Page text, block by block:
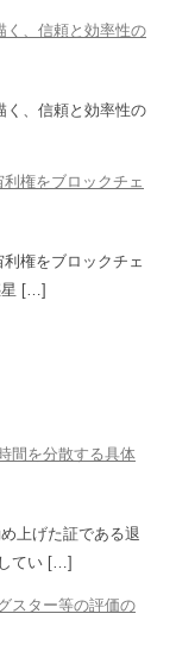
く、信頼と効率性の
く、信頼と効率性の
権をブロックチェ
権をブロックチェ
星 […]
間を分散する具体
上げた証である退
てい […]
スター等の評価の